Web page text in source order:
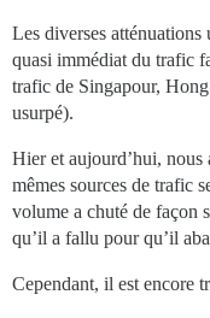
Les diverses
quasi immédiat du trafic
trafic de Singapour,
usurpé).
Hier et aujourd’hui, nous
mêmes sources de trafic
volume a chuté de façon
qu’il a fallu pour qu’il
Cependant, il est encore